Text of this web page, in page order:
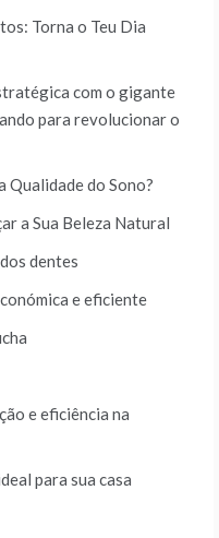
Torna o Teu Dia
com o gigante
para revolucionar o
Qualidade do Sono?
a Sua Beleza Natural
dentes
e eficiente
e eficiência na
para sua casa